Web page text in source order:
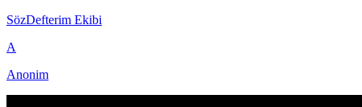
SözDefterim Ekibi
A
Anonim